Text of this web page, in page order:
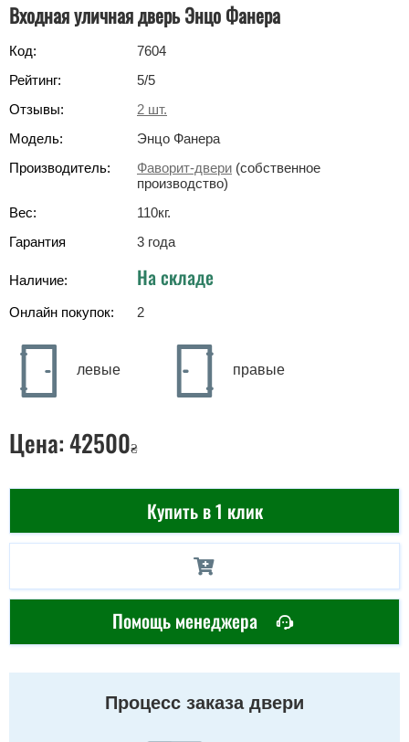
Входная уличная дверь Энцо Фанера
Код:
7604
Рейтинг:
5/5
Отзывы:
2 шт.
Модель:
Энцо Фанера
Производитель:
Фаворит-двери (собственное
производство)
Вес:
110кг.
Гарантия
3 года
Наличие: На складе
Онлайн покупок: 2
левые правые
Цена:42500₴
Купить в 1 клик
Помощь менеджера
Процесс заказа двери